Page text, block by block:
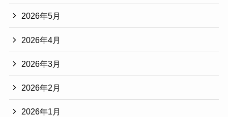
2026年5月
2026年4月
2026年3月
2026年2月
2026年1月